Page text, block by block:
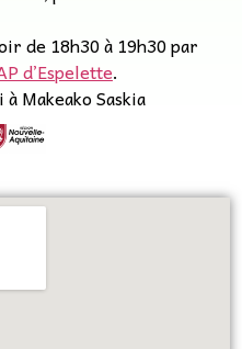
de 18h30 à 19h30 par
d’Espelette.
Makeako Saskia